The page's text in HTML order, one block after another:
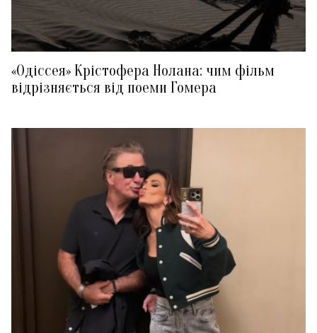
«Одіссея» Крістофера Нолана: чим фільм
відрізняється від поеми Гомера